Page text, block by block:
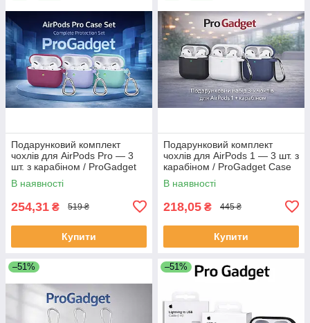
Подарунковий комплект
чохлів для AirPods Pro — 3
шт. з карабіном / ProGadget
Case Set
В наявності
254,31 ₴ 519 ₴
Купити
Подарунковий комплект
чохлів для AirPods 1 — 3 шт. з
карабіном / ProGadget Case
Set
В наявності
218,05 ₴ 445 ₴
Купити
–51% –51%